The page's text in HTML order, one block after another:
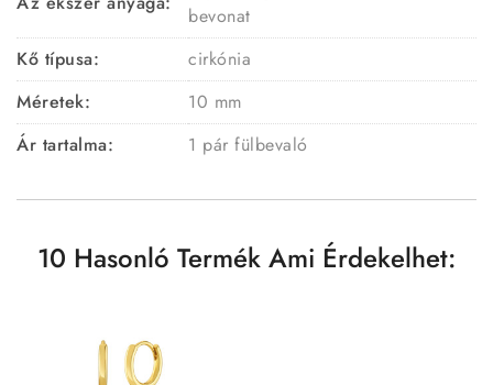
bevonat
Kő típusa:
cirkónia
Méretek:
10 mm
Ár tartalma:
1 pár fülbevaló
10 Hasonló Termék Ami Érdekelhet: